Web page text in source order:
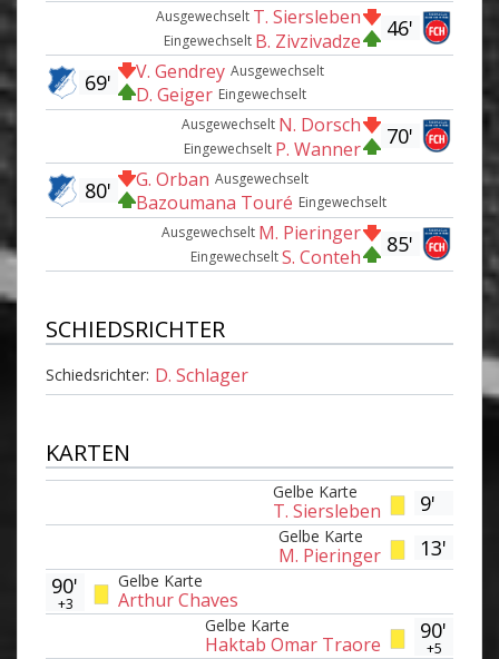
46'
Ausgewechselt T. Siersleben
Eingewechselt B. Zivzivadze
Ausgewechselt
V. Gendrey
Eingewechselt
D. Geiger
69'
70'
Ausgewechselt N. Dorsch
Eingewechselt P. Wanner
Ausgewechselt
G. Orban
Eingewechselt
Bazoumana Touré
80'
85'
Ausgewechselt M. Pieringer
EingewechseltS. Conteh
SCHIEDSRICHTER
Schiedsrichter: D. Schlager
KARTEN
9'
Gelbe Karte
T. Siersleben
13'
Gelbe Karte
M. Pieringer
Gelbe Karte
Arthur Chaves
90'
+3
90'
+5
Gelbe Karte
Haktab Omar Traore